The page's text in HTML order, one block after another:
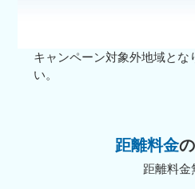
キャンペーン対象外地域と
い。
距離料金
距離料金